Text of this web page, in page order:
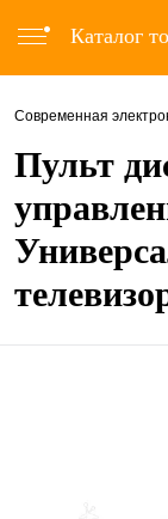
Каталог
Современная
Пульт